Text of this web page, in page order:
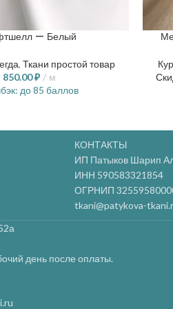
— Белый
,Ткани простой товар
850.00₽
м
до 85 баллов
КОНТАКТЫ
ИП Патыков Шарип
ИНН 590583321854
ОГРНИП
tkani@patykova-
день после оплаты.